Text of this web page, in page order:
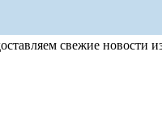
свежие